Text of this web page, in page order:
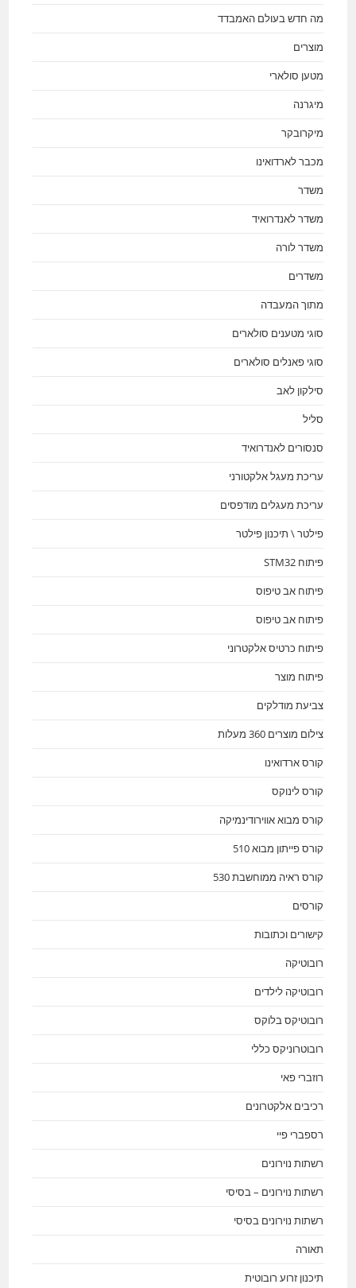
מה חדש בעולם האמבדד
מוצרים
מטען סולארי
מיגרנה
מיקרובקר
מכבר לארדואינו
משדר
משדר לאנדרואיד
משדר לורה
משדרים
מתוך המעבדה
סוגי מטענים סולארים
סוגי פאנלים סולארים
סילקון לאב
סליל
סנסורים לאנדרואיד
עריכת מעגל אלקטורני
עריכת מעגלים מודפסים
פילטר \ תיכנון פילטר
פיתוח STM32
פיתוח אב טיפוס
פיתוח אב טיפוס
פיתוח כרטיס אלקטרוני
פיתוח מוצר
צביעת מודלקים
צילום מוצרים 360 מעלות
קורס ארדואינו
קורס לינוקס
קורס מבוא אווירודינמיקה
קורס פייתון מבוא 510
קורס ראיה ממוחשבת 530
קורסים
קישורים וכתובות
רובוטיקה
רובוטיקה לילדים
רובוטיקס בלוקס
רובוטרוניקס כללי
רוזברי פאי
רכיבים אלקטרונים
רספברי פיי
רשתות נוירונים
רשתות נוירונים – בסיסי
רשתות נוירונים בסיסי
תאורה
תיכנון זרוע רובוטית